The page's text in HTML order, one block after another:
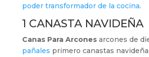
poder transformador de la cocina.
1 CANASTA NAVIDEÑA
Canas Para Arconesarcones de
pañales primero canastas